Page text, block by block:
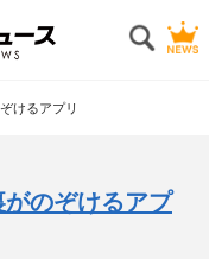
けるアプリ
のぞけるアプ